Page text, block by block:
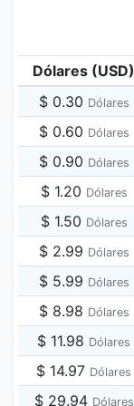
Dólares (USD)
$ 0.30 Dólares
$ 0.60 Dólares
$ 0.90 Dólares
$ 1.20 Dólares
$ 1.50 Dólares
$ 2.99 Dólares
$ 5.99 Dólares
$ 8.98 Dólares
$ 11.98 Dólares
$ 14.97 Dólares
$ 29.94 Dólares